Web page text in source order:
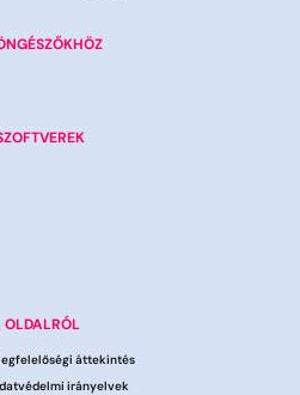
OLDALRÓL
áttekintés
irányelvek